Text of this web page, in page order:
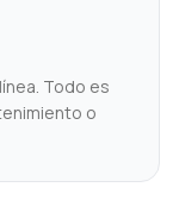
Todo es
o